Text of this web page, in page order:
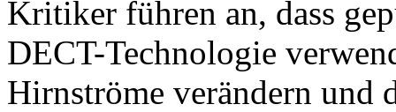
Kritiker führen an, dass
DECT-Technologie
Hirnströme verändern und